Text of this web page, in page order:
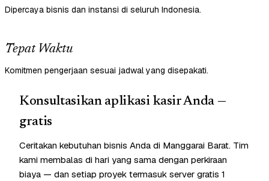
Dipercaya bisnis dan instansi di seluruh Indonesia.
Tepat Waktu
Komitmen pengerjaan sesuai jadwal yang disepakati.
Konsultasikan aplikasi kasir Anda —
gratis
Ceritakan kebutuhan bisnis Anda di Manggarai Barat. Tim
kami membalas di hari yang sama dengan perkiraan
biaya — dan setiap proyek termasuk server gratis 1